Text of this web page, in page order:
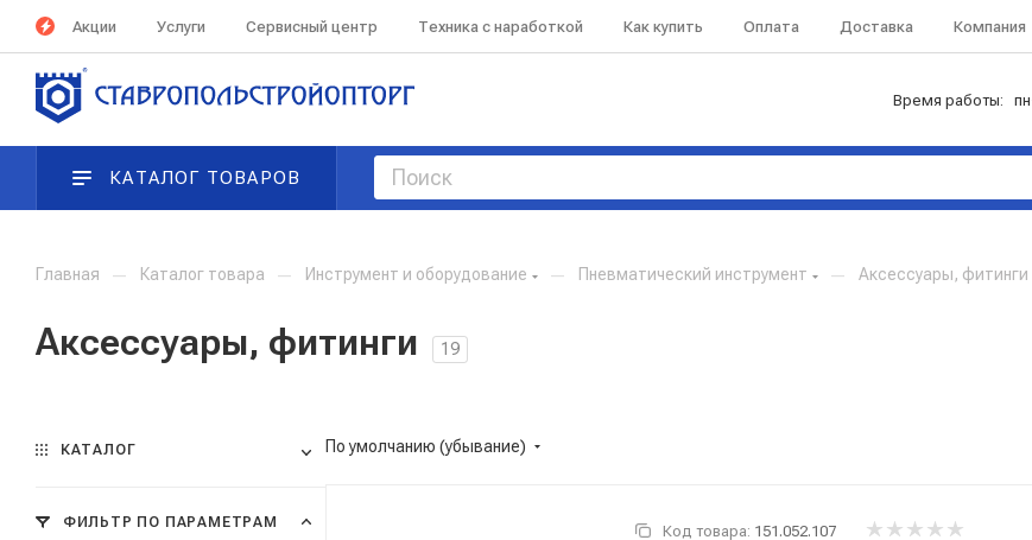
Акции Услуги Сервисный центр Техника с наработкой Как купить Оплата Доставка Компания
Время работы:
КАТАЛОГ ТОВАРОВ
Главная — Каталог товара — Инструмент и оборудование — Пневматический инструмент — Аксессуары, фитинги
Аксессуары, фитинги 19
По умолчанию (убывание)
Код товара: 151.052.107
КАТАЛОГ
ФИЛЬТР ПО ПАРАМЕТРАМ